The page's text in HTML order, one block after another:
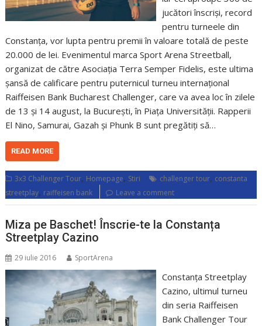
jucători înscriși, record
pentru turneele din
Constanța, vor lupta pentru premii în valoare totală de peste
20.000 de lei. Evenimentul marca Sport Arena Streetball,
organizat de către Asociația Terra Semper Fidelis, este ultima
șansă de calificare pentru puternicul turneu internațional
Raiffeisen Bank Bucharest Challenger, care va avea loc în zilele
de 13 și 14 august, la București, în Piața Universității. Rapperii
El Nino, Samurai, Gazah și Phunk B sunt pregătiți să…
READ MORE
3x3 Challenger Tour, Homepage, Stiri challenger tour, constanta
streetplay, raiffeisen bank Leave a comment
Miza pe Baschet! Înscrie-te la Constanța
Streetplay Cazino
29 iulie 2016 SportArena
Constanța Streetplay
Cazino, ultimul turneu
din seria Raiffeisen
Bank Challenger Tour